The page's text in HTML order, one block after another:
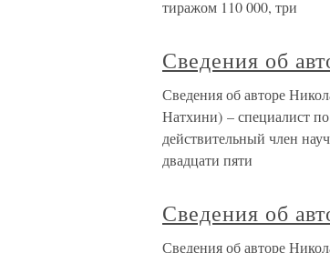
тиражом 110 000, три
Сведения об
Сведения об авторе
Натхини) – специалист
действительный член
двадцати пяти
Сведения об
Сведения об авторе